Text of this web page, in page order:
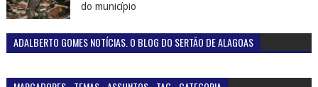
do município
ADALBERTO GOMES NOTÍCIAS. O BLOG DO SERTÃO DE ALAGOAS